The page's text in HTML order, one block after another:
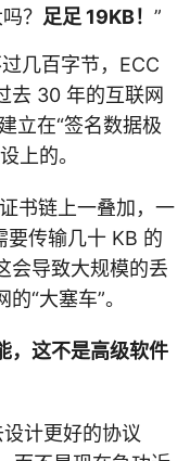
？ 足足 19KB！ ”
几百字节，ECC
去 30 年的互联网
立在“签名数据极
上的。
书链上一叠加，一
要传输几十 KB 的
会导致大规模的丢
“大塞车”。
，这不是高级软件
计更好的协议